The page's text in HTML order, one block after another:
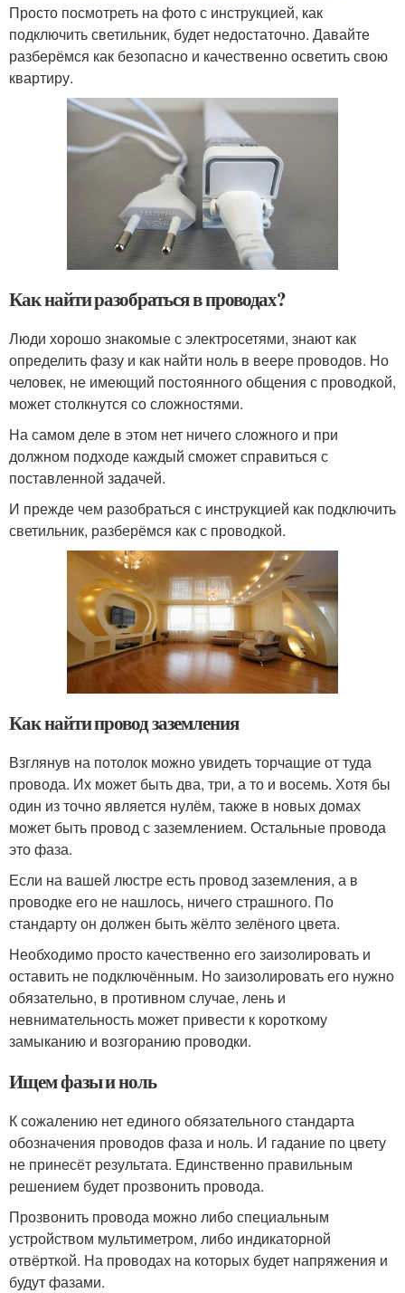
Просто посмотреть на фото с инструкцией, как
подключить светильник, будет недостаточно. Давайте
разберёмся как безопасно и качественно осветить свою
квартиру.
Как найти разобраться в проводах?
Люди хорошо знакомые с электросетями, знают как
определить фазу и как найти ноль в веере проводов. Но
человек, не имеющий постоянного общения с проводкой,
может столкнутся со сложностями.
На самом деле в этом нет ничего сложного и при
должном подходе каждый сможет справиться с
поставленной задачей.
И прежде чем разобраться с инструкцией как подключить
светильник, разберёмся как с проводкой.
Как найти провод заземления
Взглянув на потолок можно увидеть торчащие от туда
провода. Их может быть два, три, а то и восемь. Хотя бы
один из точно является нулём, также в новых домах
может быть провод с заземлением. Остальные провода
это фаза.
Если на вашей люстре есть провод заземления, а в
проводке его не нашлось, ничего страшного. По
стандарту он должен быть жёлто зелёного цвета.
Необходимо просто качественно его заизолировать и
оставить не подключённым. Но заизолировать его нужно
обязательно, в противном случае, лень и
невнимательность может привести к короткому
замыканию и возгоранию проводки.
Ищем фазы и ноль
К сожалению нет единого обязательного стандарта
обозначения проводов фаза и ноль. И гадание по цвету
не принесёт результата. Единственно правильным
решением будет прозвонить провода.
Прозвонить провода можно либо специальным
устройством мультиметром, либо индикаторной
отвёрткой. На проводах на которых будет напряжения и
будут фазами.